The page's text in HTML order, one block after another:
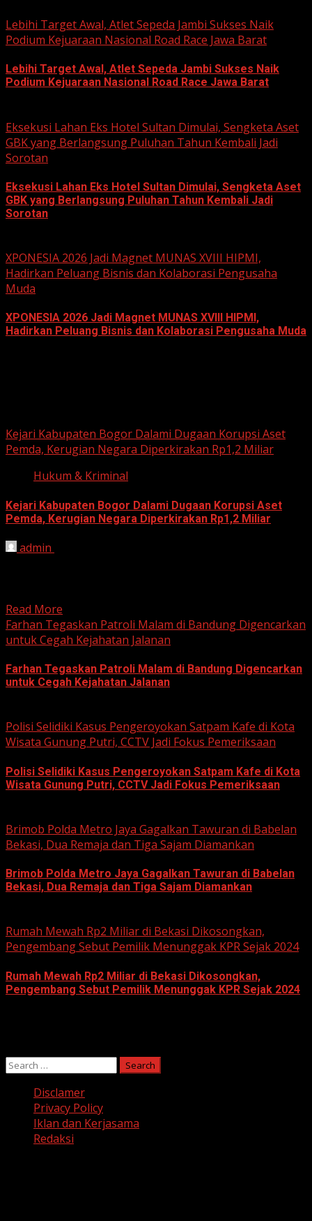
Lebihi Target Awal, Atlet Sepeda Jambi Sukses Naik
Podium Kejuaraan Nasional Road Race Jawa Barat
Lebihi Target Awal, Atlet Sepeda Jambi Sukses Naik
Podium Kejuaraan Nasional Road Race Jawa Barat
Eksekusi Lahan Eks Hotel Sultan Dimulai, Sengketa Aset
GBK yang Berlangsung Puluhan Tahun Kembali Jadi
Sorotan
Eksekusi Lahan Eks Hotel Sultan Dimulai, Sengketa Aset
GBK yang Berlangsung Puluhan Tahun Kembali Jadi
Sorotan
XPONESIA 2026 Jadi Magnet MUNAS XVIII HIPMI,
Hadirkan Peluang Bisnis dan Kolaborasi Pengusaha
Muda
XPONESIA 2026 Jadi Magnet MUNAS XVIII HIPMI,
Hadirkan Peluang Bisnis dan Kolaborasi Pengusaha Muda
Kejari Kabupaten Bogor Dalami Dugaan Korupsi Aset
Pemda, Kerugian Negara Diperkirakan Rp1,2 Miliar
Hukum & Kriminal
Kejari Kabupaten Bogor Dalami Dugaan Korupsi Aset
Pemda, Kerugian Negara Diperkirakan Rp1,2 Miliar
admin
Read More
Farhan Tegaskan Patroli Malam di Bandung Digencarkan
untuk Cegah Kejahatan Jalanan
Farhan Tegaskan Patroli Malam di Bandung Digencarkan
untuk Cegah Kejahatan Jalanan
Polisi Selidiki Kasus Pengeroyokan Satpam Kafe di Kota
Wisata Gunung Putri, CCTV Jadi Fokus Pemeriksaan
Polisi Selidiki Kasus Pengeroyokan Satpam Kafe di Kota
Wisata Gunung Putri, CCTV Jadi Fokus Pemeriksaan
Brimob Polda Metro Jaya Gagalkan Tawuran di Babelan
Bekasi, Dua Remaja dan Tiga Sajam Diamankan
Brimob Polda Metro Jaya Gagalkan Tawuran di Babelan
Bekasi, Dua Remaja dan Tiga Sajam Diamankan
Rumah Mewah Rp2 Miliar di Bekasi Dikosongkan,
Pengembang Sebut Pemilik Menunggak KPR Sejak 2024
Rumah Mewah Rp2 Miliar di Bekasi Dikosongkan,
Pengembang Sebut Pemilik Menunggak KPR Sejak 2024
Search
Disclamer
Privacy Policy
Iklan dan Kerjasama
Redaksi